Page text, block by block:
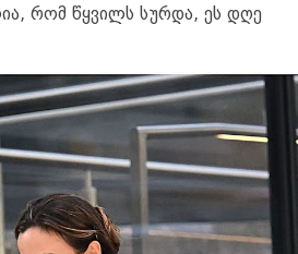
რომ წყვილს სურდა, ეს დღე